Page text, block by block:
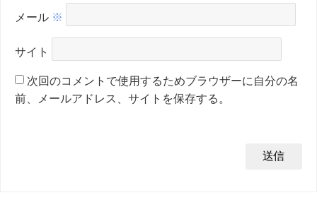
メール ※
サイト
次回のコメントで使用するためブラウザーに自分の名
前、メールアドレス、サイトを保存する。